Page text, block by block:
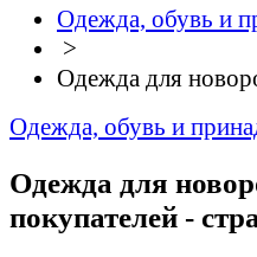
Одежда, обувь и
>
Одежда для
Одежда, обувь и
Одежда для
покупателей -